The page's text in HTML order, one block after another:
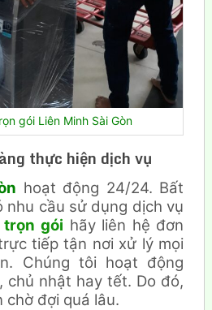
gói Liên Minh Sài Gòn
thực hiện dịch vụ
hoạt động 24/24. Bất
nhu cầu sử dụng dịch vụ
trọn gói hãy liên hệ đơn
tiếp tận nơi xử lý mọi
Chúng tôi hoạt động
chủ nhật hay tết. Do đó,
chờ đợi quá lâu.